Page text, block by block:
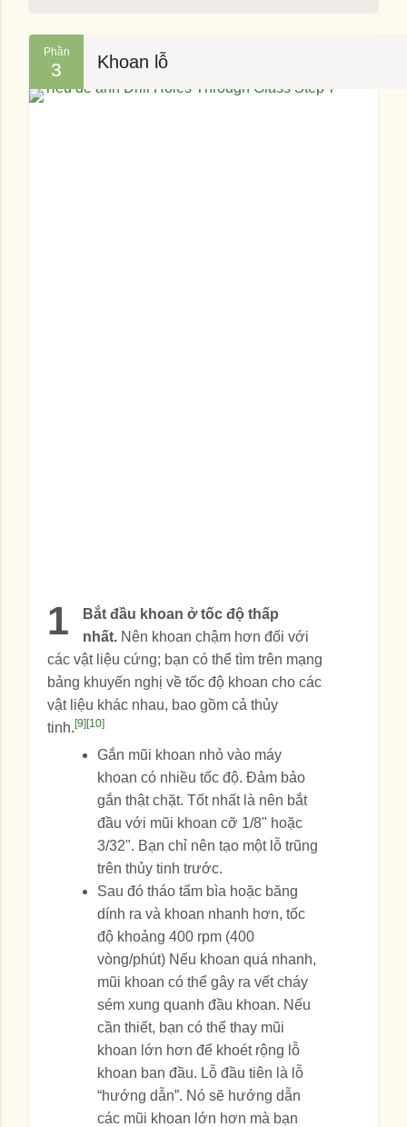
Phần
3 Khoan lỗ
1
Bắt đầu khoan ở tốc độ thấp
nhất. Nên khoan chậm hơn đối với
các vật liệu cứng; bạn có thể tìm trên mạng
bảng khuyến nghị về tốc độ khoan cho các
vật liệu khác nhau, bao gồm cả thủy
tinh. [9] [10]
Gắn mũi khoan nhỏ vào máy
khoan có nhiều tốc độ. Đảm bảo
gắn thật chặt. Tốt nhất là nên bắt
đầu với mũi khoan cỡ 1/8" hoặc
3/32". Bạn chỉ nên tạo một lỗ trũng
trên thủy tinh trước.
Sau đó tháo tấm bìa hoặc băng
dính ra và khoan nhanh hơn, tốc
độ khoảng 400 rpm (400
vòng/phút) Nếu khoan quá nhanh,
mũi khoan có thể gây ra vết cháy
sém xung quanh đầu khoan. Nếu
cần thiết, bạn có thể thay mũi
khoan lớn hơn để khoét rộng lỗ
khoan ban đầu. Lỗ đầu tiên là lỗ
“hướng dẫn”. Nó sẽ hướng dẫn
các mũi khoan lớn hơn mà bạn